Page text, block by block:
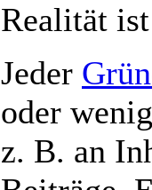
Realität
Jeder
oder
z. B. an